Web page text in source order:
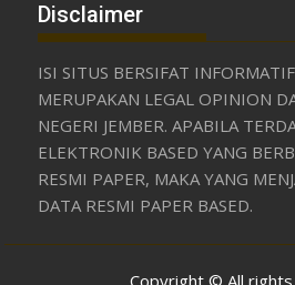
Disclaimer
ISI SITUS BERSIFAT
MERUPAKAN LEGAL OPINION
NEGERI JEMBER. APABILA
ELEKTRONIK BASED YANG
RESMI PAPER, MAKA YANG
DATA RESMI PAPER BASED.
Copyright © All